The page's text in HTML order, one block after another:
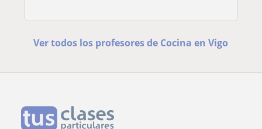
Ver todos los profesores de Cocina en Vigo